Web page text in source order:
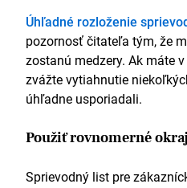
Úhľadné rozloženie
pozornosť čitateľa tým, že
zostanú medzery. Ak máte
zvážte vytiahnutie
úhľadne usporiadali.
Použiť rovnomerné
Sprievodný list pre